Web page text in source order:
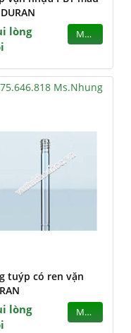
lòng
MUA
Ms.Nhung
tuýp có ren vặn
lòng
MUA